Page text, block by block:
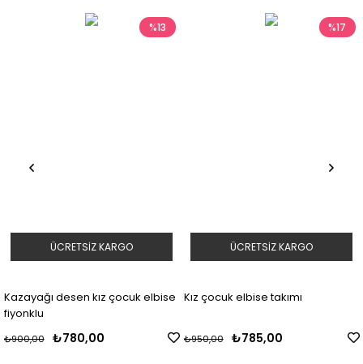
Kazayağı desen kız çocuk elbise
fiyonklu
₺780,00
₺900,00
%13
ÜCRETSIZ KARGO
Kız çocuk elbise takımı
₺785,00
₺950,00
%17
ÜCRETSIZ KARGO